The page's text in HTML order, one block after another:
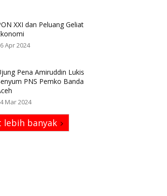
XXI dan Peluang Geliat
Apr 2024
Pena Amiruddin Lukis
PNS Pemko Banda
Mar 2024
lebih banyak